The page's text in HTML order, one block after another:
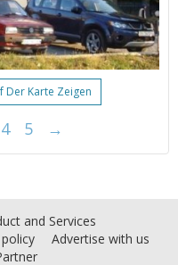
Der Karte Zeigen
4 5 →
and Services
Advertise with us